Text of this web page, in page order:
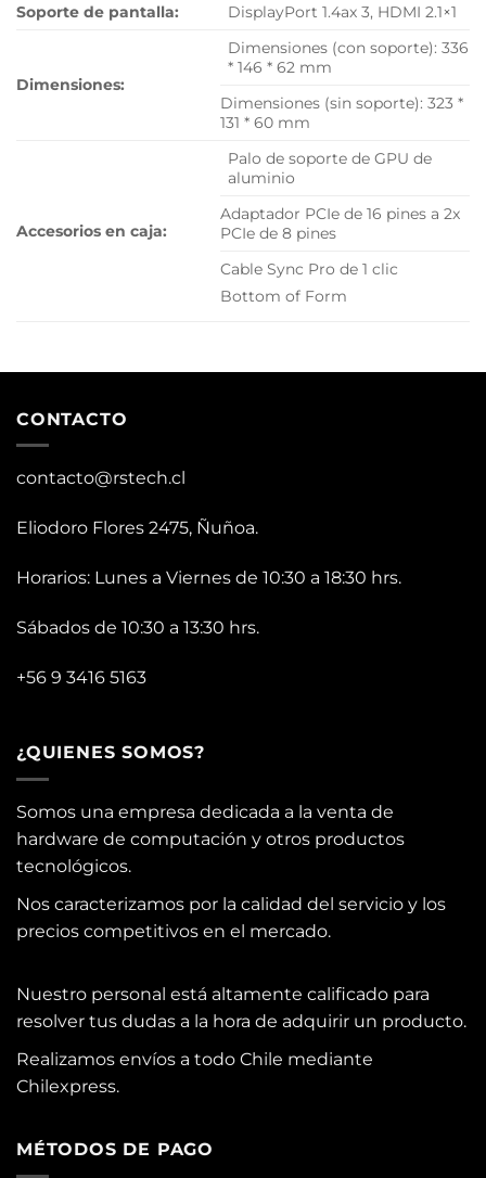
Soporte de pantalla:
DisplayPort 1.4ax 3, HDMI 2.1×1
Dimensiones:
Dimensiones (con soporte): 336
* 146 * 62 mm
Dimensiones (sin soporte): 323 *
131 * 60 mm
Accesorios en caja:
Palo de soporte de GPU de
aluminio
Adaptador PCIe de 16 pines a 2x
PCIe de 8 pines
Cable Sync Pro de 1 clic
Bottom of Form
CONTACTO
contacto@rstech.cl
Eliodoro Flores 2475, Ñuñoa.
Horarios: Lunes a Viernes de 10:30 a 18:30 hrs.
Sábados de 10:30 a 13:30 hrs.
+56 9 3416 5163
¿QUIENES SOMOS?
Somos una empresa dedicada a la venta de
hardware de computación y otros productos
tecnológicos.
Nos caracterizamos por la calidad del servicio y los
precios competitivos en el mercado.
Nuestro personal está altamente calificado para
resolver tus dudas a la hora de adquirir un producto.
Realizamos envíos a todo Chile mediante
Chilexpress.
MÉTODOS DE PAGO